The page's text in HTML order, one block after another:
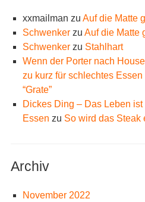
xxmailman zu Auf die Matte
Schwenkerzu Auf die Matte
Schwenkerzu Stahlhart
Wenn der Porter nach
zu kurz für schlechtes Essen
“Grate”
Dickes Ding – Das Leben
Essen zu So wird das Steak
Archiv
November 2022